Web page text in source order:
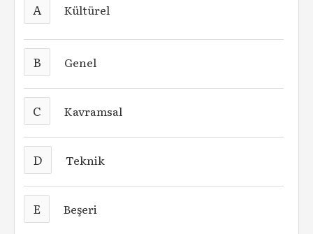
A Kültürel
B Genel
C Kavramsal
D Teknik
E Beşeri